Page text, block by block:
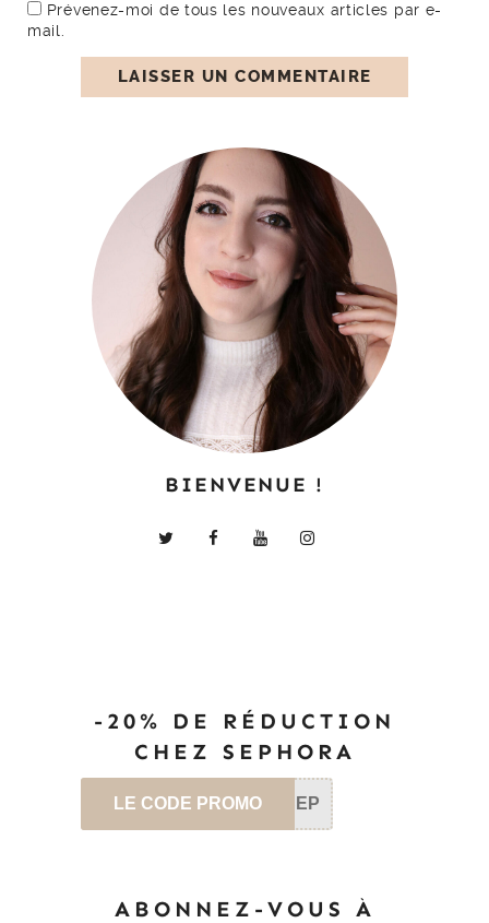
Prévenez-moi de tous les nouveaux articles par e-
mail.
BIENVENUE !
-20% DE RÉDUCTION
CHEZ SEPHORA
LE CODE PROMO SEP
ABONNEZ-VOUS À